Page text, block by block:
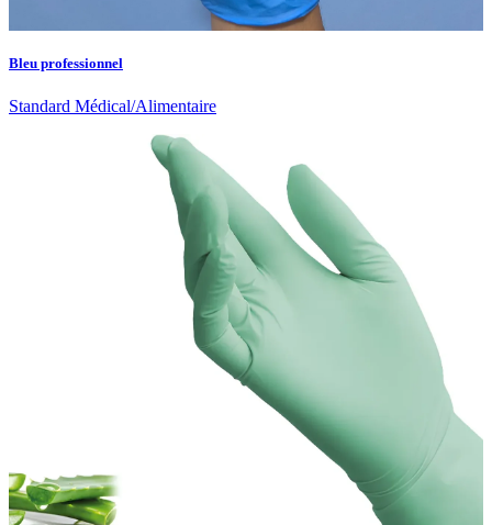
Bleu professionnel
Standard Médical/Alimentaire